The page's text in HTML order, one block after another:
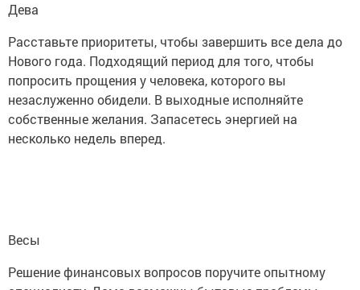
Дева
Расставьте приоритеты, чтобы завершить все дела до
Нового года. Подходящий период для того, чтобы
попросить прощения у человека, которого вы
незаслуженно обидели. В выходные исполняйте
собственные желания. Запасетесь энергией на
несколько недель вперед.
Весы
Решение финансовых вопросов поручите опытному